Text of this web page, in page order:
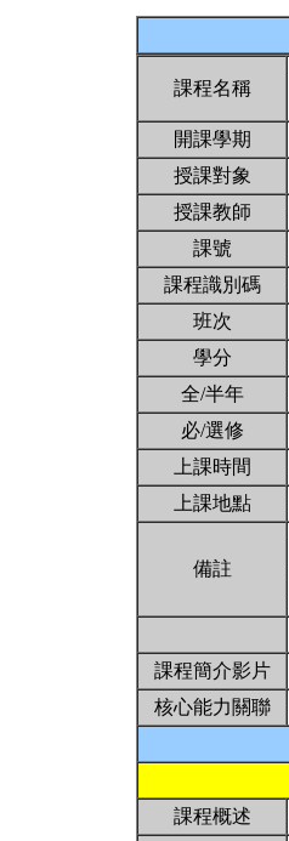
課程名稱
開課學期
授課對象
授課教師
課號
課程識別碼
班次
學分
全/半年
必/選修
上課時間
上課地點
備註
課程簡介影片
核心能力關聯
課程概述